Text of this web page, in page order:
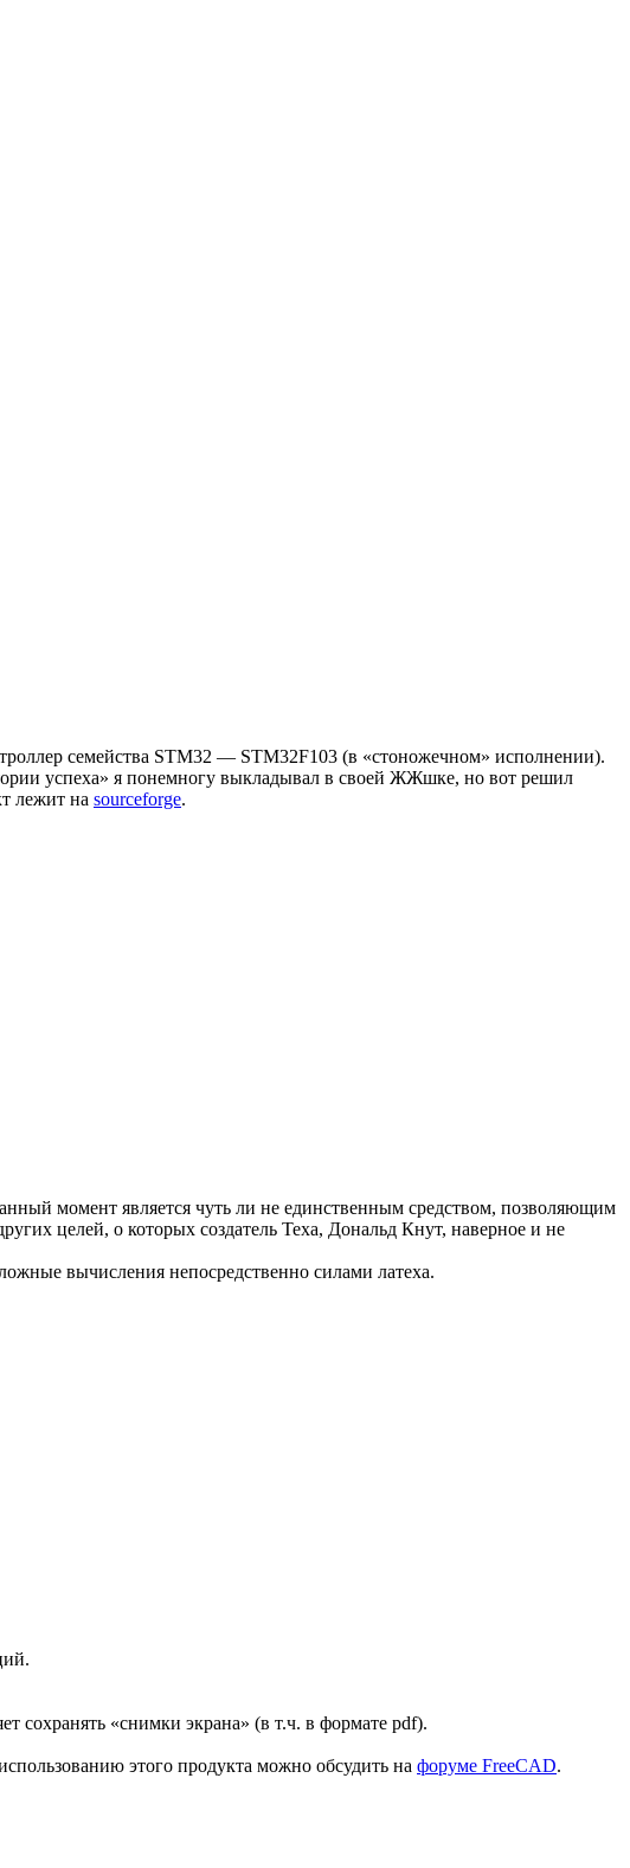
семейства STM32 — STM32F103 (в «стоножечном» исполнении).
успеха» я понемногу выкладывал в своей ЖЖшке, но вот решил
лежит на sourceforge.
момент является чуть ли не единственным средством, позволяющим
целей, о которых создатель Теха, Дональд Кнут, наверное и не
вычисления непосредственно силами латеха.
сохранять «снимки экрана» (в т.ч. в формате pdf).
этого продукта можно обсудить на форуме FreeCAD.